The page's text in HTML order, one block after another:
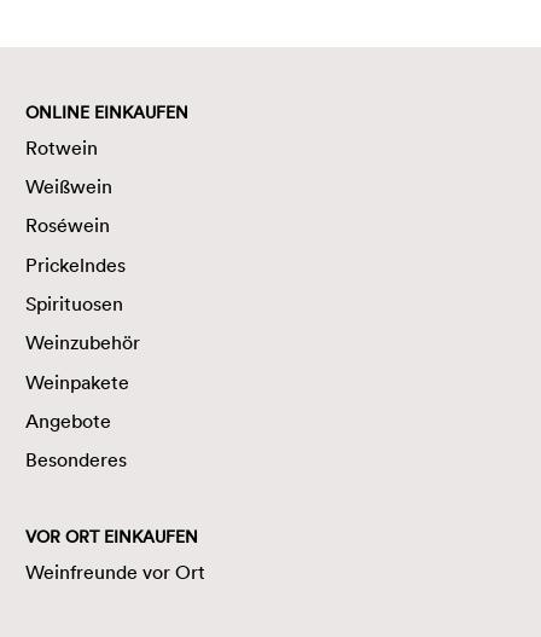
ONLINE EINKAUFEN
Rotwein
Weißwein
Roséwein
Prickelndes
Spirituosen
Weinzubehör
Weinpakete
Angebote
Besonderes
VOR ORT EINKAUFEN
Weinfreunde vor Ort